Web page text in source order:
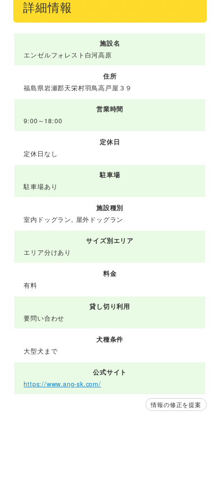
詳細情報
施設名
エンゼルフォレスト白河高原
住所
福島県岩瀬郡天栄村羽鳥高戸屋３９
営業時間
9:00～18:00
定休日
定休日なし
駐車場
駐車場あり
施設種別
室内ドッグラン, 屋外ドッグラン
サイズ別エリア
エリア分けあり
料金
有料
貸し切り利用
要問い合わせ
犬種条件
大型犬まで
公式サイト
https://www.ang-sk.com/
情報の修正を提案